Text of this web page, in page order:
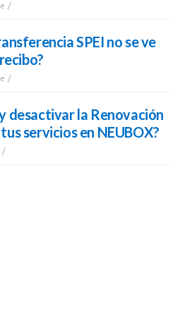
/
SPEI no se ve
/
desactivar la Renovación
servicios en NEUBOX?
/